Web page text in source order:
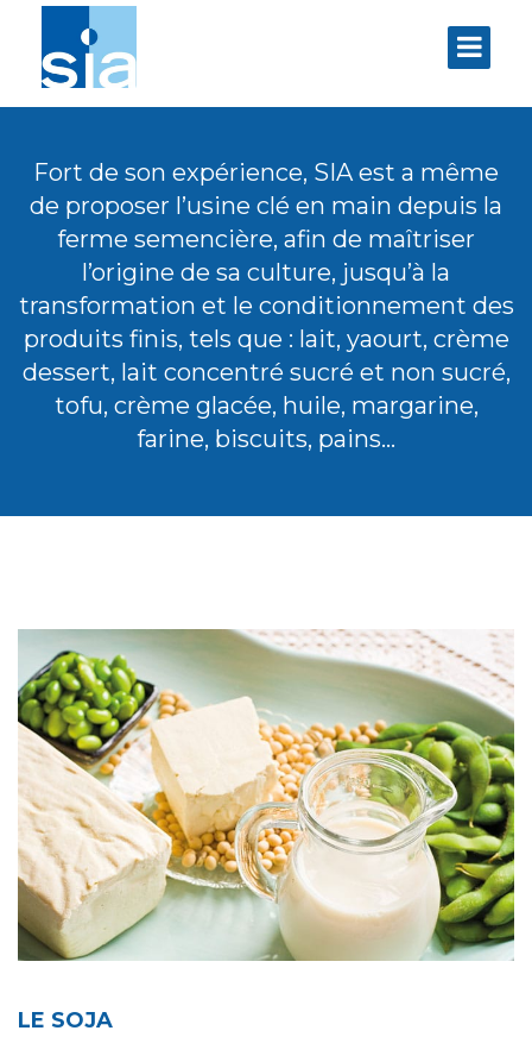
Fort de son expérience, SIA est a même
de proposer l’usine clé en main depuis la
ferme semencière, afin de maîtriser
l’origine de sa culture, jusqu’à la
transformation et le conditionnement des
produits finis, tels que : lait, yaourt, crème
dessert, lait concentré sucré et non sucré,
tofu, crème glacée, huile, margarine,
farine, biscuits, pains…
LE SOJA